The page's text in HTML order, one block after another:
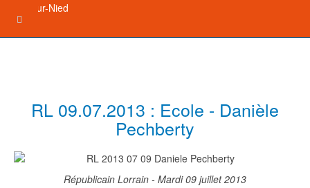
RL 09.07.2013 : Ecole - Danièle
Pechberty
Républicain Lorrain - Mardi 09 juillet 2013